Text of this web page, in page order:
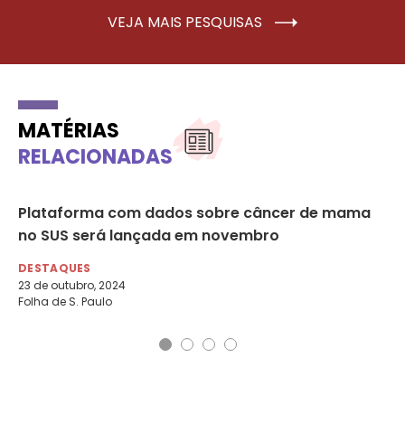
VEJA MAIS PESQUISAS
MATÉRIAS
RELACIONADAS
Plataforma com dados sobre câncer de mama
no SUS será lançada em novembro
DESTAQUES
23 de outubro, 2024
Folha de S. Paulo